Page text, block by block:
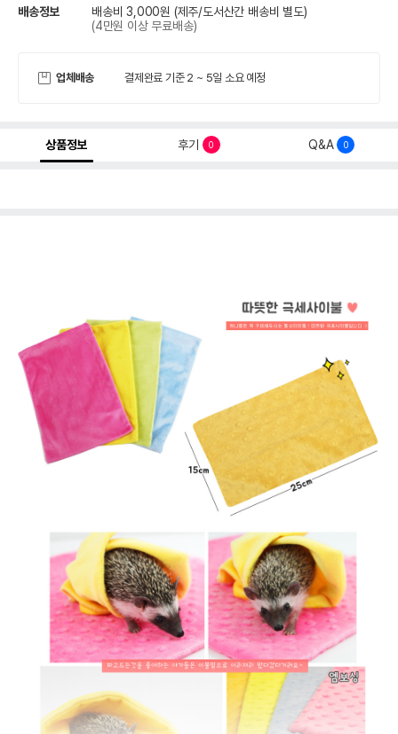
배송정보 배송비 3,000원 (제주/도서산간 배송비 별도)
(4만원 이상 무료배송)
업체배송 결제완료 기준 2 ~ 5일 소요 예정
상품정보 후기 0 Q&A 0